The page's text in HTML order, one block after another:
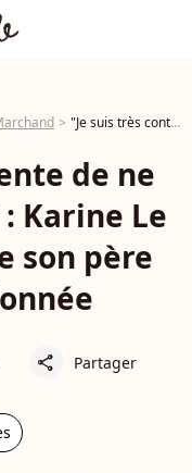
"Je suis très contente de ne pas l’avoir connu" : Karine Le Marchand évoque son père qui l’a abandonnée
de ne
Karine Le
son père
share Partager